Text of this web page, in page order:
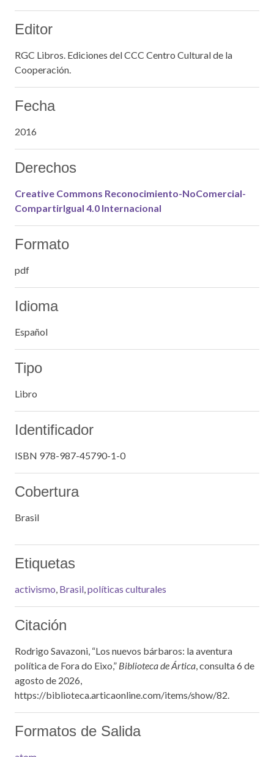
Editor
RGC Libros. Ediciones del CCC Centro Cultural de la
Cooperación.
Fecha
2016
Derechos
Creative Commons Reconocimiento-NoComercial-
CompartirIgual 4.0 Internacional
Formato
pdf
Idioma
Español
Tipo
Libro
Identificador
ISBN 978-987-45790-1-0
Cobertura
Brasil
Etiquetas
activismo, Brasil,políticas culturales
Citación
Rodrigo Savazoni, “Los nuevos bárbaros: la aventura
política de Fora do Eixo,” Biblioteca de Ártica, consulta 6 de
agosto de 2026,
https://biblioteca.articaonline.com/items/show/82.
Formatos de Salida